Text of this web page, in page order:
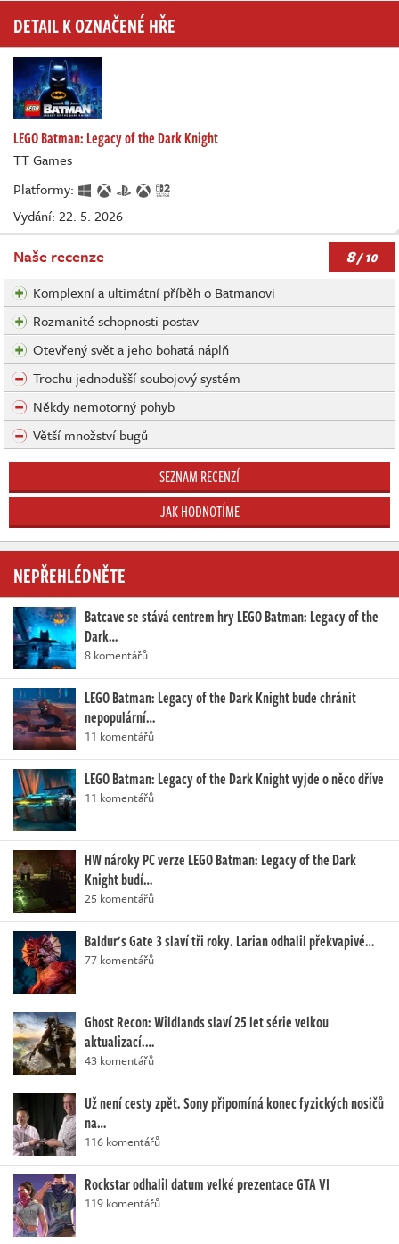
DETAIL K OZNAČENÉ HŘE
LEGO Batman: Legacy of the Dark Knight
TT Games
Platformy:
Vydání: 22. 5. 2026
Naše recenze 8/ 10
Komplexní a ultimátní příběh o Batmanovi
Rozmanité schopnosti postav
Otevřený svět a jeho bohatá náplň
Trochu jednodušší soubojový systém
Někdy nemotorný pohyb
Větší množství bugů
SEZNAM RECENZÍ
JAK HODNOTÍME
NEPŘEHLÉDNĚTE
Batcave se stává centrem hry LEGO Batman: Legacy of the
Dark…
8 komentářů
LEGO Batman: Legacy of the Dark Knight bude chránit
nepopulární…
11 komentářů
LEGO Batman: Legacy of the Dark Knight vyjde o něco dříve
11 komentářů
HW nároky PC verze LEGO Batman: Legacy of the Dark
Knight budí…
25 komentářů
Baldur's Gate 3 slaví tři roky. Larian odhalil překvapivé…
77 komentářů
Ghost Recon: Wildlands slaví 25 let série velkou
aktualizací.…
43 komentářů
Už není cesty zpět. Sony připomíná konec fyzických nosičů
na…
116 komentářů
Rockstar odhalil datum velké prezentace GTA VI
119 komentářů